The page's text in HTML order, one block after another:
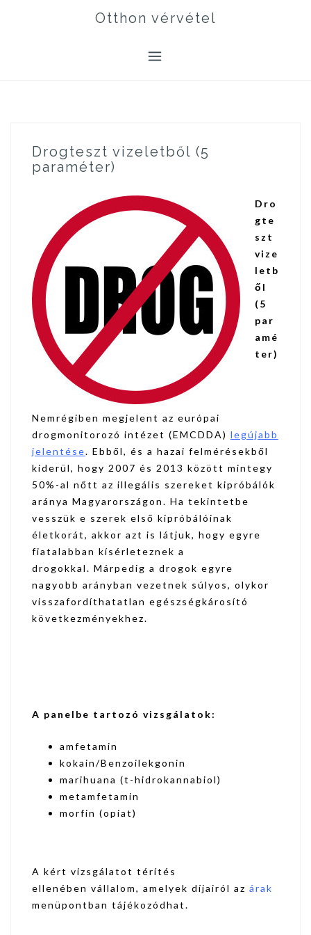
Otthon vérvétel
Drogteszt vizeletből (5
paraméter)
Dro
gte
szt
vize
letb
ől
(5
par
amé
ter)
Nemrégiben megjelent az európai
drogmonitorozó intézet (EMCDDA) legújabb
jelentése. Ebből, és a hazai felmérésekből
kiderül, hogy 2007 és 2013 között mintegy
50%-al nőtt az illegális szereket kipróbálók
aránya Magyarországon. Ha tekintetbe
vesszük e szerek első kipróbálóinak
életkorát, akkor azt is látjuk, hogy egyre
fiatalabban kísérleteznek a
drogokkal. Márpedig a drogok egyre
nagyobb arányban vezetnek súlyos, olykor
visszafordíthatatlan egészségkárosító
következményekhez.
A panelbe tartozó vizsgálatok:
amfetamin
kokain/Benzoilekgonin
marihuana (t-hidrokannabiol)
metamfetamin
morfin (opiat)
A kért vizsgálatot térítés
ellenében vállalom, amelyek díjairól az árak
menüpontban tájékozódhat.